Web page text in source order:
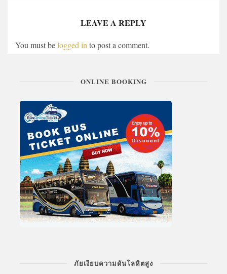
LEAVE A REPLY
You must belogged into post a comment.
ONLINE BOOKING
ภัยเงียบความดันโลหิตสูง